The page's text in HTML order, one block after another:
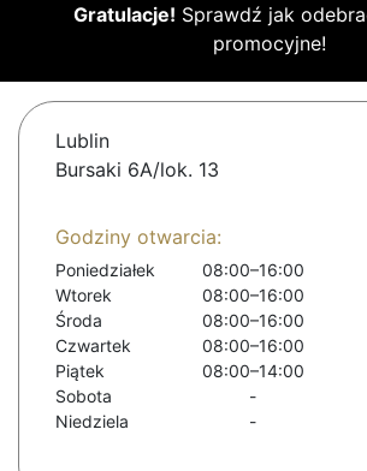
Gratulacje! Sprawdź jak
promocyjne!
Lublin
Bursaki 6A/lok. 13
Godziny otwarcia:
Poniedziałek
08:00–16:00
Wtorek
08:00–16:00
Środa
08:00–16:00
Czwartek
08:00–16:00
Piątek
08:00–14:00
Sobota
-
Niedziela
-